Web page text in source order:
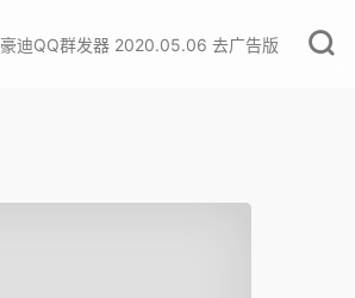
豪迪QQ群发器 2020.05.06 去广告版